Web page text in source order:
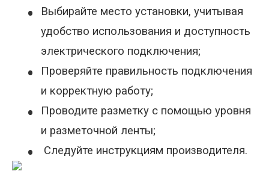
•
Выбирайте место установки, учитывая
удобство использования и доступность
электрического подключения;
•
Проверяйте правильность подключения
и корректную работу;
•
Проводите разметку с помощью уровня
и разметочной ленты;
• Следуйте инструкциям производителя.